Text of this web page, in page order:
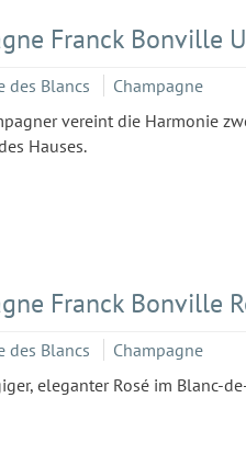
Franck Bonville
des Blancs
Champagne
vereint die Harmonie
Hauses.
Franck Bonville
des Blancs
Champagne
eleganter Rosé im Blanc-